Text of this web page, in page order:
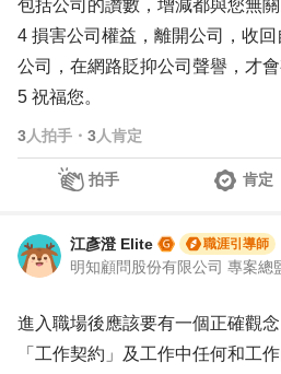
包括公司的讚數，增減都與您無關
4 損害公司權益，離開公司，收
公司，在網路貶抑公司聲譽，才會
5 祝福您。
3人拍手 ・ 3人肯定
拍手 肯定
江彥澄 Elite 職涯引導師
進入職場後應該要有一個正確觀
「工作契約」及工作中任何和工